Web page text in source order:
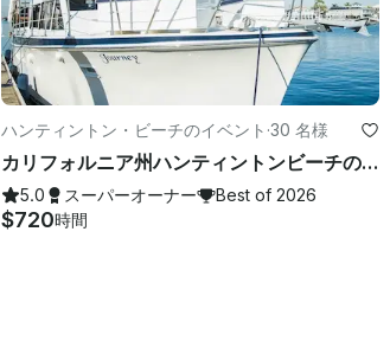
ハンティントン・ビーチのイベント ·30 名様
カリフォルニア州ハンティントンビーチの30人乗りの豪華ヨット
5.0 スーパーオーナー Best of 2026
$720時間